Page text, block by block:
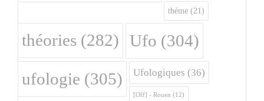
théme (21)
théories (282) Ufo (304)
ufologie (305) Ufologiques (36)
[Off] - Rouen (12)